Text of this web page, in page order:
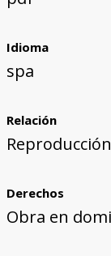
Idioma
spa
Relación
Derechos
Obra en